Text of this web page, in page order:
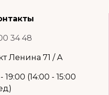
34 48
Ленина 71 / А
(14:00 - 15:00